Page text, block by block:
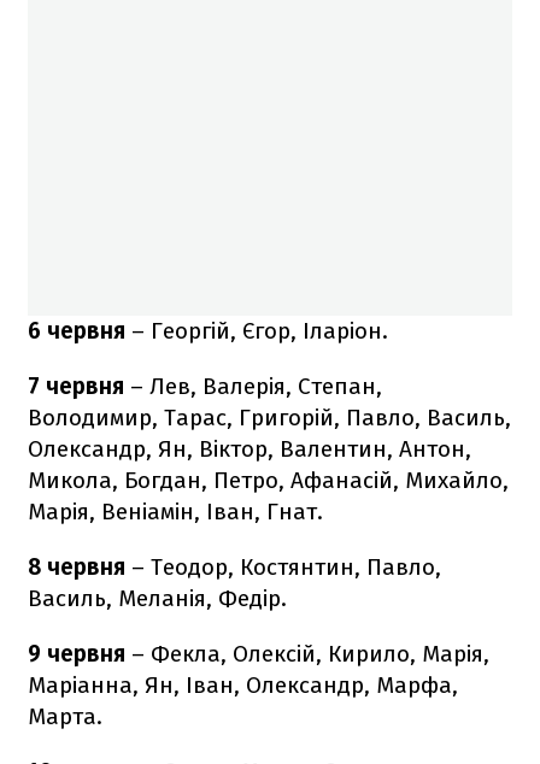
6 червня – Георгій, Єгор, Іларіон.
7 червня – Лев, Валерія, Степан,
Володимир, Тарас, Григорій, Павло, Василь,
Олександр, Ян, Віктор, Валентин, Антон,
Микола, Богдан, Петро, Афанасій, Михайло,
Марія, Веніамін, Іван, Гнат.
8 червня – Теодор, Костянтин, Павло,
Василь, Меланія, Федір.
9 червня – Фекла, Олексій, Кирило, Марія,
Маріанна, Ян, Іван, Олександр, Марфа,
Марта.